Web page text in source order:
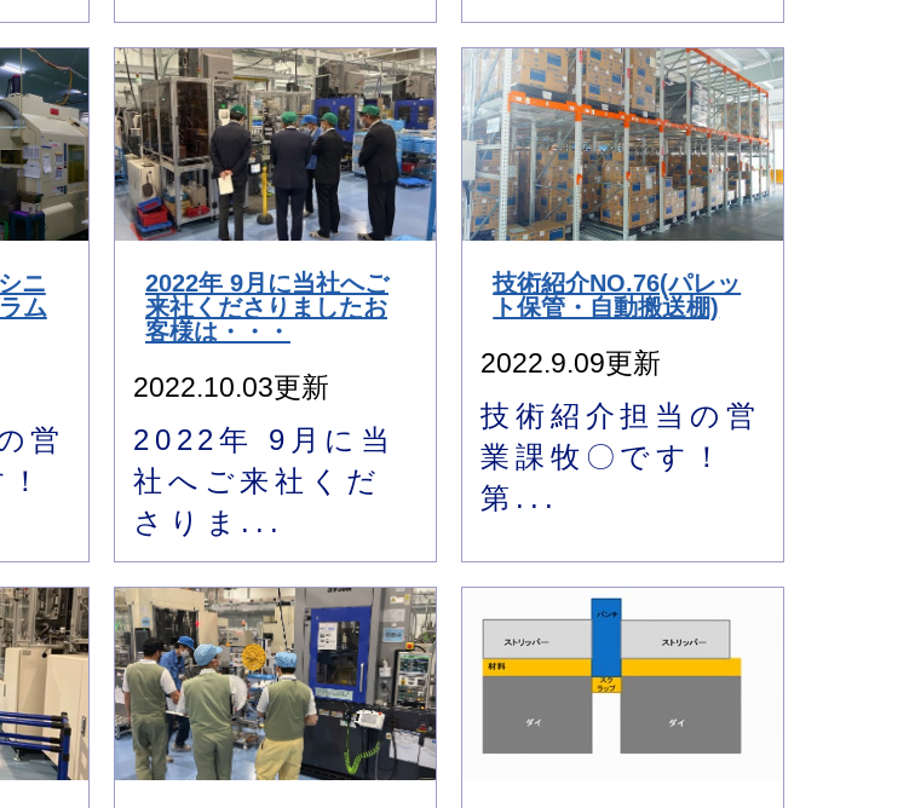
ニ
ム
営
2022年 9月に当社へご
来社くださりましたお
客様は・・・
2022.10.03更新
2022年 9月に当
社へご来社くだ
さりま...
技術紹介NO.76(パレッ
ト保管・自動搬送棚)
2022.9.09更新
技術紹介担当の営
業課牧〇です！
第...